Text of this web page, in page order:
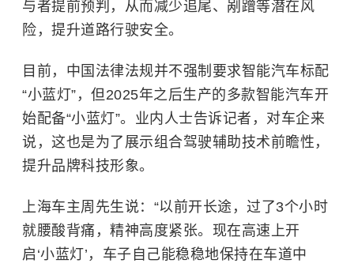
与者提前预判，从而减少追尾、剐蹭等潜在风
险，提升道路行驶安全。
目前，中国法律法规并不强制要求智能汽车标配
“小蓝灯”，但2025年之后生产的多款智能汽车开
始配备“小蓝灯”。业内人士告诉记者，对车企来
说，这也是为了展示组合驾驶辅助技术前瞻性，
提升品牌科技形象。
上海车主周先生说：“以前开长途，过了3个小时
就腰酸背痛，精神高度紧张。现在高速上开
启‘小蓝灯’，车子自己能稳稳地保持在车道中